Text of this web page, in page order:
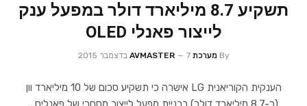
תשקיע 8.7 מיליארד דולר במפעל ענק
לייצור פאנלי OLED
By מערכת AVMASTER7 בדצמבר 2015
הענקית הקוריאנית LG אישרה כי תשקיע סכום של 10 מיליארד וון